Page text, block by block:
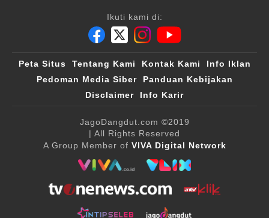
Ikuti kami di:
Peta Situs Tentang Kami Kontak Kami
Info Iklan
Pedoman Media Siber
Panduan Kebijakan
Disclaimer
Info Karir
JagoDangdut.com ©2019
| All Rights Reserved
A Group Member of VIVA Digital Network